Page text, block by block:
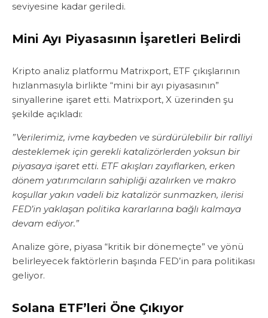
seviyesine kadar geriledi.
Mini Ayı Piyasasının İşaretleri Belirdi
Kripto analiz platformu Matrixport, ETF çıkışlarının
hızlanmasıyla birlikte “mini bir ayı piyasasının”
sinyallerine işaret etti. Matrixport, X üzerinden şu
şekilde açıkladı:
”Verilerimiz, ivme kaybeden ve sürdürülebilir bir ralliyi
desteklemek için gerekli katalizörlerden yoksun bir
piyasaya işaret etti. ETF akışları zayıflarken, erken
dönem yatırımcıların sahipliği azalırken ve makro
koşullar yakın vadeli biz katalizör sunmazken, ilerisi
FED’in yaklaşan politika kararlarına bağlı kalmaya
devam ediyor.”
Analize göre, piyasa “kritik bir dönemeçte” ve yönü
belirleyecek faktörlerin başında FED’in para politikası
geliyor.
Solana ETF’leri Öne Çıkıyor